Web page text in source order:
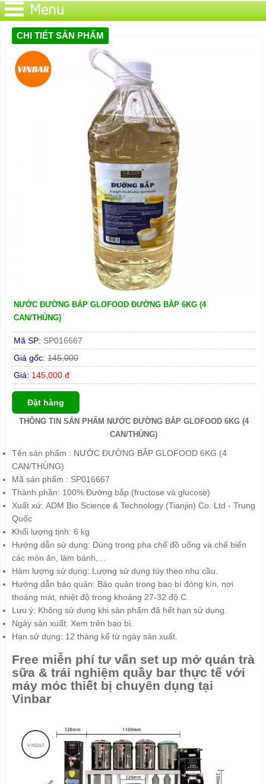
CHI TIẾT SẢN PHẨM
NƯỚC ĐƯỜNG BẮP GLOFOOD ĐƯỜNG BẮP 6KG (4
CAN/THÙNG)
Mã SP: SP016667
Giá gốc: 145,000
Giá: 145,000 đ
Đặt hàng
THÔNG TIN SẢN PHẨM NƯỚC ĐƯỜNG BẮP GLOFOOD 6KG (4
CAN/THÙNG)
Tên sản phẩm : NƯỚC ĐƯỜNG BẮP GLOFOOD 6KG (4
CAN/THÙNG)
Mã sản phẩm : SP016667
Thành phần: 100% Đường bắp (fructose và glucose)
Xuất xứ: ADM Bio Science & Technology (Tianjin) Co. Ltd - Trung
Quốc
Khối lượng tịnh: 6 kg
Hướng dẫn sử dụng: Dùng trong pha chế đồ uống và chế biến
các món ăn, làm bánh,…
Hàm lượng sử dụng: Lượng sử dụng tùy theo nhu cầu.
Hướng dẫn bảo quản: Bảo quản trong bao bì đóng kín, nơi
thoáng mát, nhiệt độ trong khoảng 27-32 độ C.
Lưu ý: Không sử dụng khi sản phẩm đã hết hạn sử dụng.
Ngày sản xuất: Xem trên bao bì.
Hạn sử dụng: 12 tháng kể từ ngày sản xuất.
Free miễn phí tư vấn set up mở quán trà
sữa & trải nghiệm quầy bar thực tế với
máy móc thiết bị chuyên dụng tại
Vinbar